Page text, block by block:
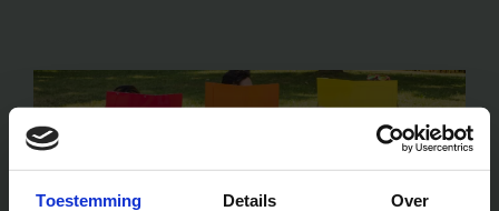
Toestemming Details Over